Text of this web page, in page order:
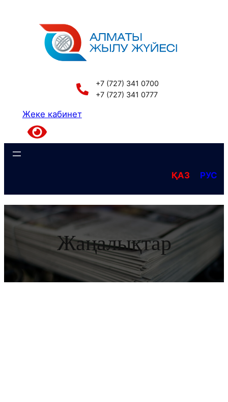
содержимому
+7 (727) 341 0700
+7 (727) 341 0777
Жеке кабинет
ҚАЗ РУС
Жаңалықтар